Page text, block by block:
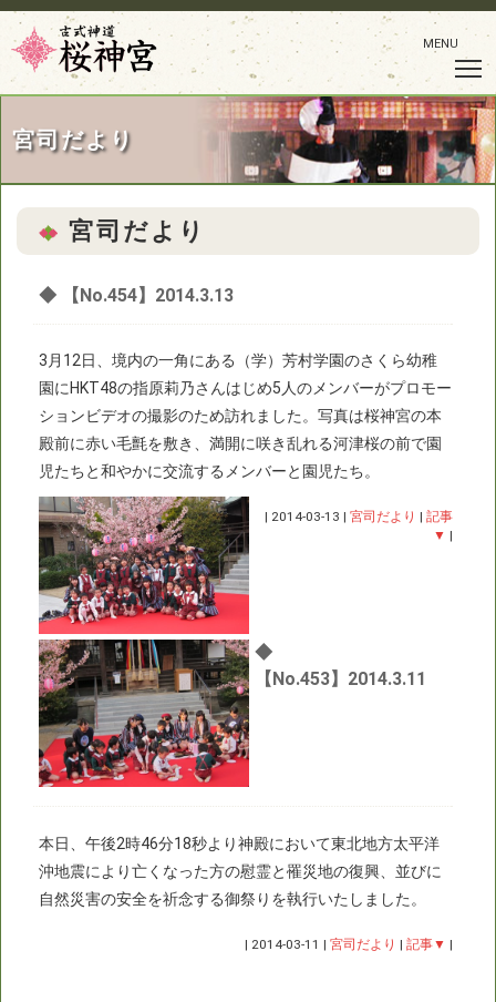
MENU
宮司だより
宮司だより
◆ 【No.454】2014.3.13
3月12日、境内の一角にある（学）芳村学園のさくら幼稚
園にHKT48の指原莉乃さんはじめ5人のメンバーがプロモー
ションビデオの撮影のため訪れました。写真は桜神宮の本
殿前に赤い毛氈を敷き、満開に咲き乱れる河津桜の前で園
児たちと和やかに交流するメンバーと園児たち。
| 2014-03-13 |宮司だより |記事
▼ |
◆
【No.453】2014.3.11
本日、午後2時46分18秒より神殿において東北地方太平洋
沖地震により亡くなった方の慰霊と罹災地の復興、並びに
自然災害の安全を祈念する御祭りを執行いたしました。
| 2014-03-11 |宮司だより |記事▼ |